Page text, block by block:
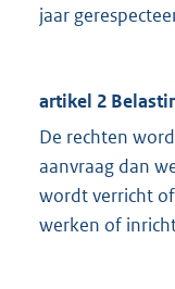
jaar
artikel 2
De rechten
aanvraag dan
wordt verricht
werken of